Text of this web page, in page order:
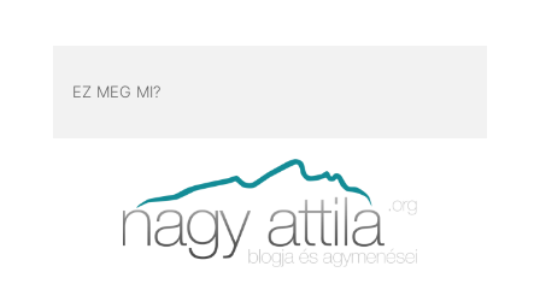
EZ MEG MI?